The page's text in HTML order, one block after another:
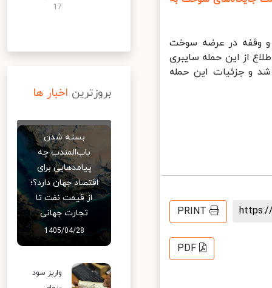
وقفه در عرضه سوخت
از این حمله سایبری
و جزئیات این حمله
PRINT
PDF
17
بروزترین اخبار ها
بسته شدن
باب‌المندب چه
پیامدهایی برای
اقتصاد جهان دارد؟؛
از قیمت نفت تا
تجارت جهانی
1405/04/28
واریز سود